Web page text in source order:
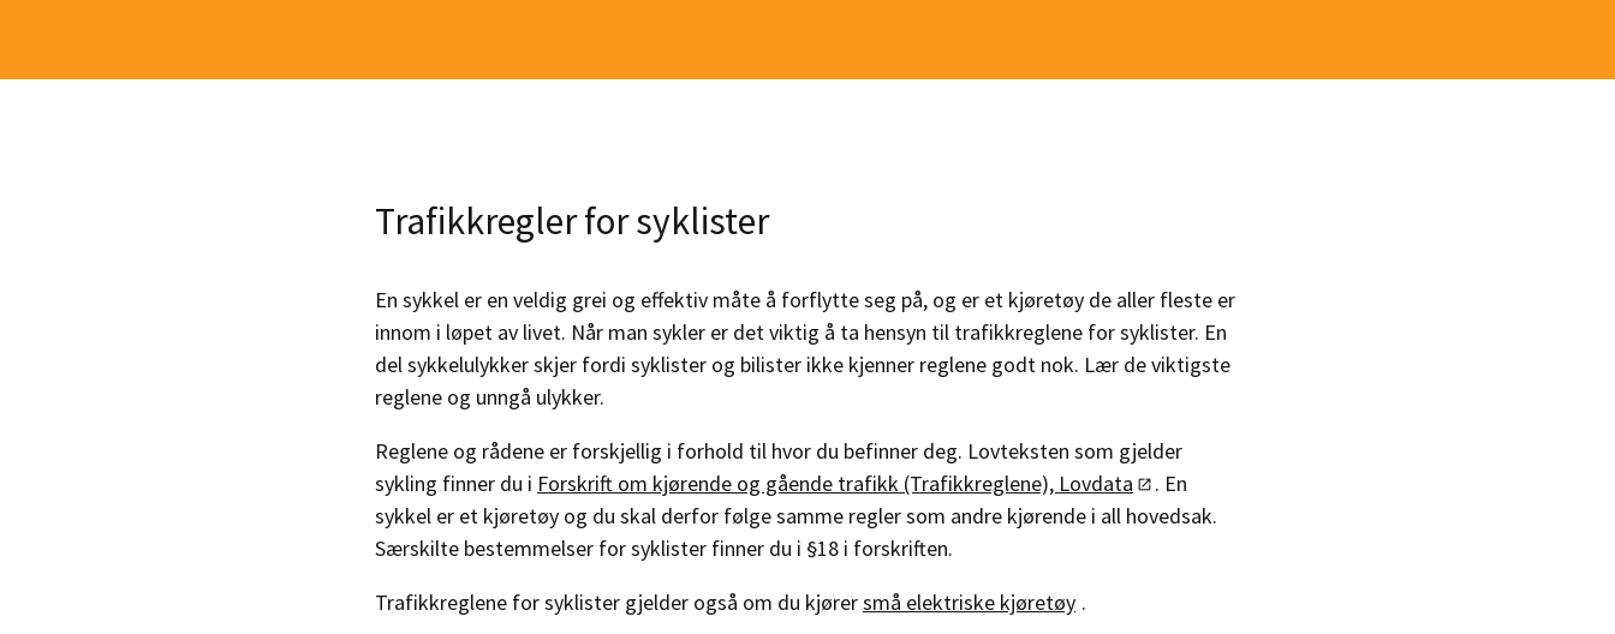
Trafikkregler for syklister
En sykkel er en veldig grei og effektiv måte å forflytte seg på, og er et kjøretøy de aller fleste er
innom i løpet av livet. Når man sykler er det viktig å ta hensyn til trafikkreglene for syklister. En
del sykkelulykker skjer fordi syklister og bilister ikke kjenner reglene godt nok. Lær de viktigste
reglene og unngå ulykker.
Reglene og rådene er forskjellig i forhold til hvor du befinner deg. Lovteksten som gjelder
sykling finner du i Forskrift om kjørende og gående trafikk (Trafikkreglene), Lovdata
. En
sykkel er et kjøretøy og du skal derfor følge samme regler som andre kjørende i all hovedsak.
Særskilte bestemmelser for syklister finner du i §18 i forskriften.
Trafikkreglene for syklister gjelder også om du kjørersmå elektriske kjøretøy .